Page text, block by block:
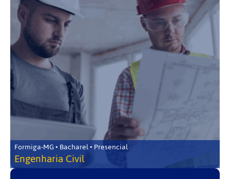
Formiga-MG • Bacharel • Presencial
Engenharia Civil